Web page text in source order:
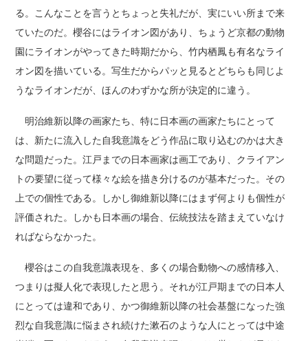
る。こんなことを言うとちょっと失礼だが、実にいい所まで来
ていたのだ。櫻谷にはライオン図があり、ちょうど京都の動物
園にライオンがやってきた時期だから、竹内栖鳳も有名なライ
オン図を描いている。写生だからパッと見るとどちらも同じよ
うなライオンだが、ほんのわずかな所が決定的に違う。
明治維新以降の画家たち、特に日本画の画家たちにとって
は、新たに流入した自我意識をどう作品に取り込むのかは大き
な問題だった。江戸までの日本画家は画工であり、クライアン
トの要望に従って様々な絵を描き分けるのが基本だった。その
上での個性である。しかし御維新以降にはまず何よりも個性が
評価された。しかも日本画の場合、伝統技法を踏まえていなけ
ればならなかった。
櫻谷はこの自我意識表現を、多くの場合動物への感情移入、
つまりは擬人化で表現したと思う。それが江戸期までの日本人
にとっては違和であり、かつ御維新以降の社会基盤になった強
烈な自我意識に悩まされ続けた漱石のような人にとっては中途